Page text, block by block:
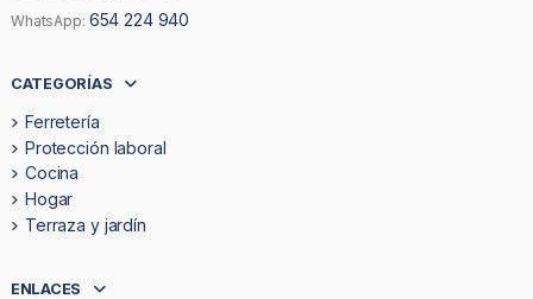
WhatsApp: 654 224 940
CATEGORÍAS
Ferretería
Protección laboral
Cocina
Hogar
Terraza y jardín
ENLACES